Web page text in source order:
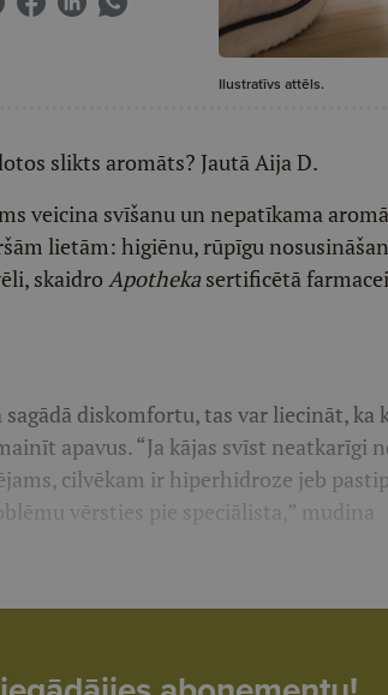
Ilustratīvs attēls.
slikts aromāts? Jautā Aija D.
veicina svīšanu un nepatīkama
lietām: higiēnu, rūpīgu
skaidroApotheka sertificētā
diskomfortu, tas var liecināt, ka
apavus. “Ja kājas svīst neatkarīgi
cilvēkam ir hiperhidroze jeb
vērsties pie speciālista,” mudina